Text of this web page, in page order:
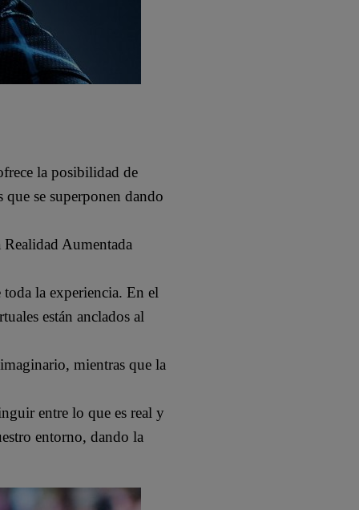
la posibilidad de
se superponen dando
Aumentada
la experiencia. En el
están anclados al
mientras que la
entre lo que es real y
entorno, dando la